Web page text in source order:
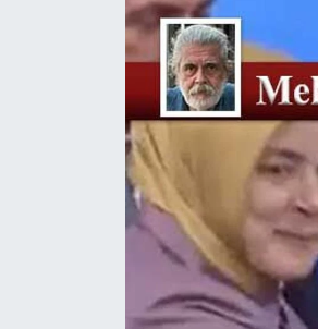
Ege'den Esintiler
Eğlence
Ekonomi
Gerçeğin İzinde
İletişim